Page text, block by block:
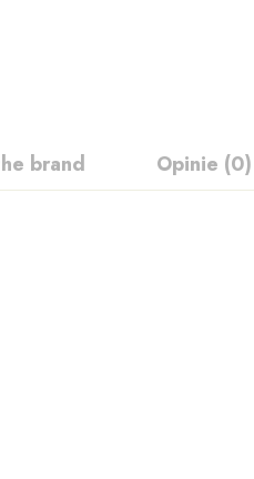
brand Opinie (0)